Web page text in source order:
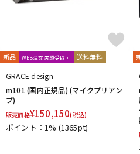
新品 WEB注文店頭受取可 送料無料
GRACE design
m101 (国内正規品) (マイクプリアン
プ)
販売価格¥150,150(税込)
ポイント：1% (1365pt)